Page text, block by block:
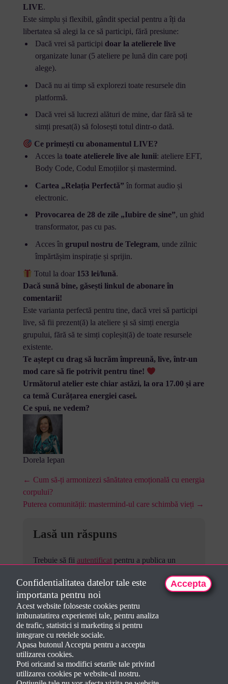
LIVE.
Este simplu și flexibil, gândit special pentru a îți da
libertatea să alegi la ce să participi, fără presiune:
Dacă vrei să participi doar la atelierele live
organizate lunar (5 ateliere pe lună din care poți
alege).
Dacă nu ai timp să explorezi toate resursele din
platformă.
Dacă vrei să lucrezi alături de mine, dar fără să te
simți presat(ă) să folosești totul dintr-o dată.
Ce primești cu abonamentul LIVE?
Acces la toate atelierele live ale lunii: ateliere EFT,
Body Code, Codul Emoțiilor și mastermind.
Cartea „Relația Perfectă” în format audio și
electronic.
Provocarea de 28 de zile „Iubire de sine”, un ghid
transformator, pas cu pas.
Acces în grupul nostru de Telegram, unde zilnic
împărtășim inspirație și sprijin.
Totul la doar 153 lei/lună.
Dacă sună bine, găsești linkul de abonare în
comentarii!
Este varianta perfectă pentru tine, dacă vrei să participi
live, să fii prezent(ă) la ateliere și să simți energia
grupului, fără să te simți copleșit(ă) de toate resursele
existente.
Te aștept cu drag să lucrăm împreună, live, într-un
mod care să fie potrivit pentru tine!
Următorul atelier este chiar astăzi, la ora 17.00 și are
ca temă Curățarea energiei casei.
Ce spui, ne vedem?
Dorela Iepan
← Cum să-ți armonizezi sănătatea emoțională cu energia
corpului?
Puterea comunității: mastermind-ul care schimbă vieți →
Lasă un răspuns
Trebuie să fii autentificatpentru a publica un
Confidentialitatea datelor tale este
importanta pentru noi
Acest website foloseste cookies pentru
imbunatatirea experientei tale, pentru analiza
de trafic, statistici si marketing si pentru
integrare cu retelele sociale.
Apasa butonul Accepta pentru a accepta
utilizarea cookies.
Poti oricand sa modifici setarile tale privind
utilizarea cookies pe website-ul nostru.
Accepta